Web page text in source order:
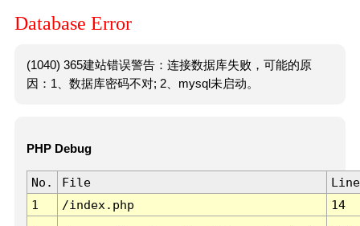
Database Error
(1040) 365建站错误警告：连接数据库失败，可能的原
因：1、数据库密码不对; 2、mysql未启动。
PHP Debug
No. File
Line
1
/index.php 14